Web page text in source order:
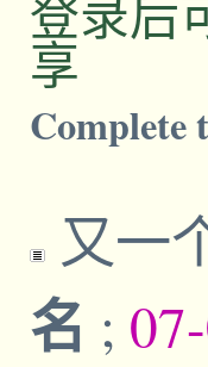
登录后
享
Complete
又一
名 ;